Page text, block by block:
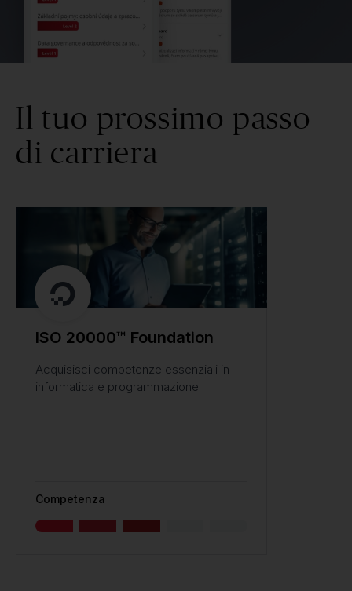
Il tuo prossimo passo
di carriera
ISO 20000™ Foundation
Acquisisci competenze essenziali in
informatica e programmazione.
Competenza